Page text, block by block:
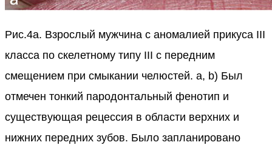
Рис.4a. Взрослый мужчина с аномалией прикуса III
класса по скелетному типу III с передним
смещением при смыкании челюстей. a, b) Был
отмечен тонкий пародонтальный фенотип и
существующая рецессия в области верхних и
нижних передних зубов. Было запланировано